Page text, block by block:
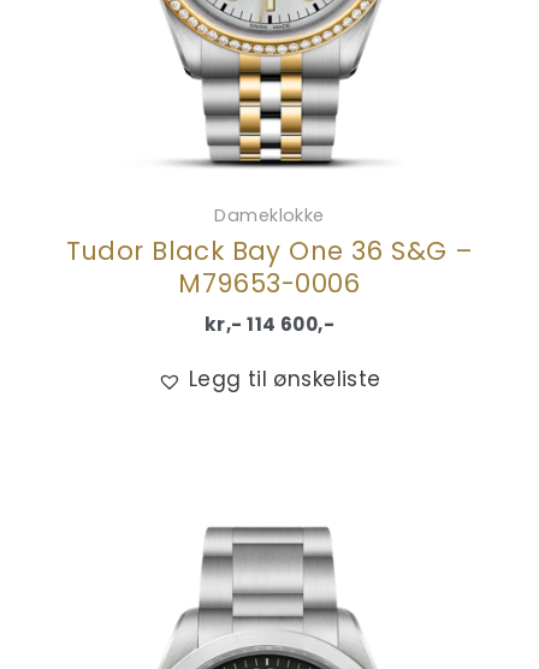
Dameklokke
Tudor Black Bay One 36 S&G –
M79653-0006
kr,- 114 600,-
Legg til ønskeliste